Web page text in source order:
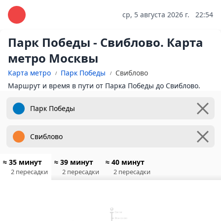
ср, 5 августа 2026 г. 22:54
Парк Победы - Свиблово. Карта
метро Москвы
Карта метро Парк Победы
Свиблово
Маршрут и время в пути от Парка Победы до Свиблово.
≈ 35 минут
2 пересадки
≈ 39 минут
2 пересадки
≈ 40 минут
2 пересадки
Физтех
Лианозово